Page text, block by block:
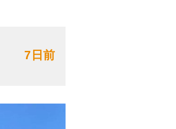
7日前